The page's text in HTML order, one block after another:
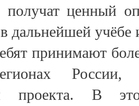
получат ценный
дальнейшей учёбе
принимают
России,
проекта. В